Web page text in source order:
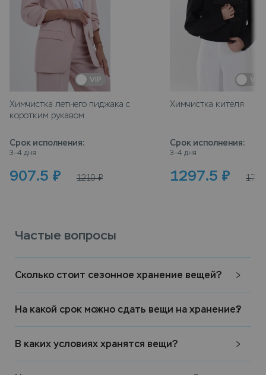
VIP
Химчистка летнего пиджака с
коротким рукавом
Срок исполнения:
3–4 дня
907.5 ₽ 1210 ₽
VIP
Химчистка кителя
Срок исполнения:
3–4 дня
1297.5 ₽ 1730
Частые вопросы
Сколько стоит сезонное хранение вещей?
На какой срок можно сдать вещи на хранение?
В каких условиях хранятся вещи?